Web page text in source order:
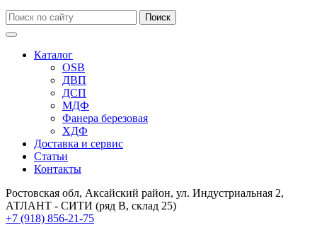
Каталог
OSB
ДВП
ДСП
МДФ
Фанера березовая
ХДФ
Доставка и сервис
Статьи
Контакты
Ростовская обл, Аксайский район, ул. Индустриальная 2,
АТЛАНТ - СИТИ (ряд В, склад 25)
+7 (918) 856-21-75